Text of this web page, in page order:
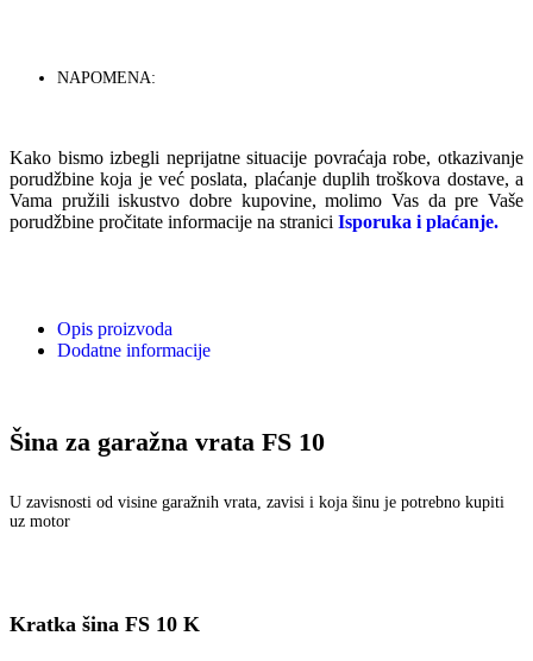
NAPOMENA:
Kako bismo izbegli neprijatne situacije povraćaja robe, otkazivanje
porudžbine koja je već poslata, plaćanje duplih troškova dostave, a
Vama pružili iskustvo dobre kupovine, molimo Vas da pre Vaše
porudžbine pročitate informacije na stranici Isporuka i plaćanje.
Opis proizvoda
Dodatne informacije
Šina za garažna vrata FS 10
U zavisnosti od visine garažnih vrata, zavisi i koja šinu je potrebno kupiti
uz motor
Kratka šina FS 10 K